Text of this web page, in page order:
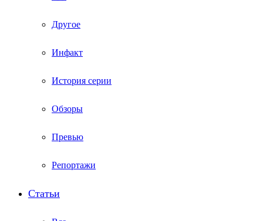
Другое
Инфакт
История серии
Обзоры
Превью
Репортажи
Статьи